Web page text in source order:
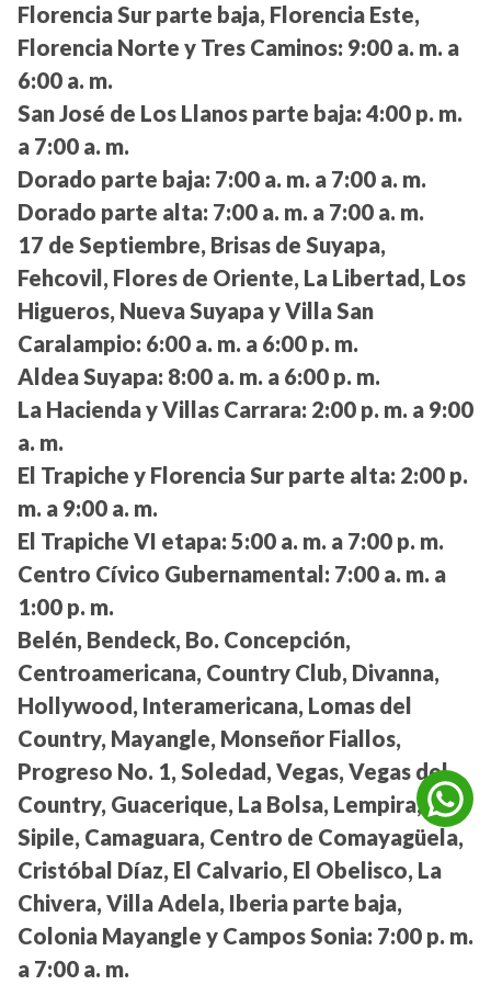
Florencia Sur parte baja, Florencia Este,
Florencia Norte y Tres Caminos: 9:00 a. m. a
6:00 a. m.
San José de Los Llanos parte baja: 4:00 p. m.
a 7:00 a. m.
Dorado parte baja: 7:00 a. m. a 7:00 a. m.
Dorado parte alta: 7:00 a. m. a 7:00 a. m.
17 de Septiembre, Brisas de Suyapa,
Fehcovil, Flores de Oriente, La Libertad, Los
Higueros, Nueva Suyapa y Villa San
Caralampio: 6:00 a. m. a 6:00 p. m.
Aldea Suyapa: 8:00 a. m. a 6:00 p. m.
La Hacienda y Villas Carrara: 2:00 p. m. a 9:00
a. m.
El Trapiche y Florencia Sur parte alta: 2:00 p.
m. a 9:00 a. m.
El Trapiche VI etapa: 5:00 a. m. a 7:00 p. m.
Centro Cívico Gubernamental: 7:00 a. m. a
1:00 p. m.
Belén, Bendeck, Bo. Concepción,
Centroamericana, Country Club, Divanna,
Hollywood, Interamericana, Lomas del
Country, Mayangle, Monseñor Fiallos,
Progreso No. 1, Soledad, Vegas, Vegas del
Country, Guacerique, La Bolsa, Lempira,
Sipile, Camaguara, Centro de Comayagüela,
Cristóbal Díaz, El Calvario, El Obelisco, La
Chivera, Villa Adela, Iberia parte baja,
Colonia Mayangle y Campos Sonia: 7:00 p. m.
a 7:00 a. m.